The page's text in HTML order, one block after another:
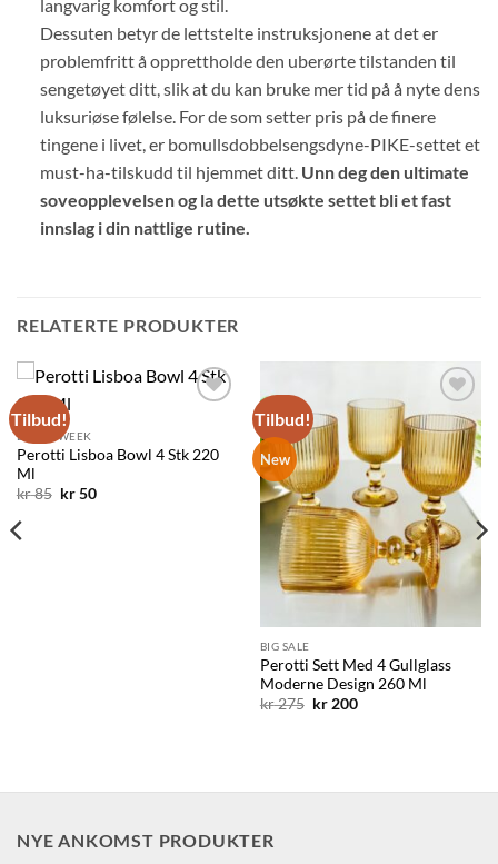
langvarig komfort og stil.
Dessuten betyr de lettstelte instruksjonene at det er
problemfritt å opprettholde den uberørte tilstanden til
sengetøyet ditt, slik at du kan bruke mer tid på å nyte dens
luksuriøse følelse. For de som setter pris på de finere
tingene i livet, er bomullsdobbelsengsdyne-PIKE-settet et
must-ha-tilskudd til hjemmet ditt. Unn deg den ultimate
soveopplevelsen og la dette utsøkte settet bli et fast
innslag i din nattlige rutine.
RELATERTE PRODUKTER
Tilbud!
BLACK WEEK
Perotti Lisboa Bowl 4 Stk 220
Ml
kr85 Opprinnelig
kr50Nåværende
Tilbud!
New
Legg til
ønskelisten
BIG SALE
Perotti Sett Med 4 Gullglass
Moderne Design 260 Ml
kr275 Opprinnelig
kr200Nåværende
NYE ANKOMST PRODUKTER